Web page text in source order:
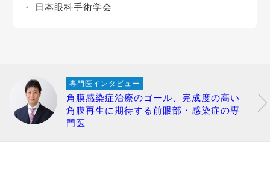
日本眼科手術学会
専門医インタビュー
角膜感染症治療のゴール、完成度の高い
角膜再生に期待する前眼部・感染症の専
門医